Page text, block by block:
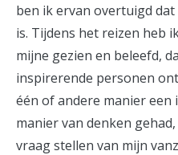
ben ik ervan overtuigd
is. Tijdens het reizen heb
mijne gezien en beleefd,
inspirerende personen
één of andere manier een
manier van denken
vraag stellen van mijn